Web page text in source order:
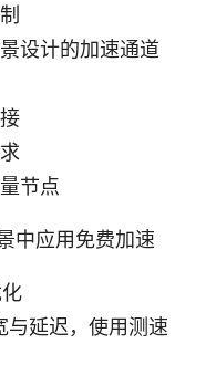
设计的加速通道
节点
中应用免费加速
与延迟，使用测速